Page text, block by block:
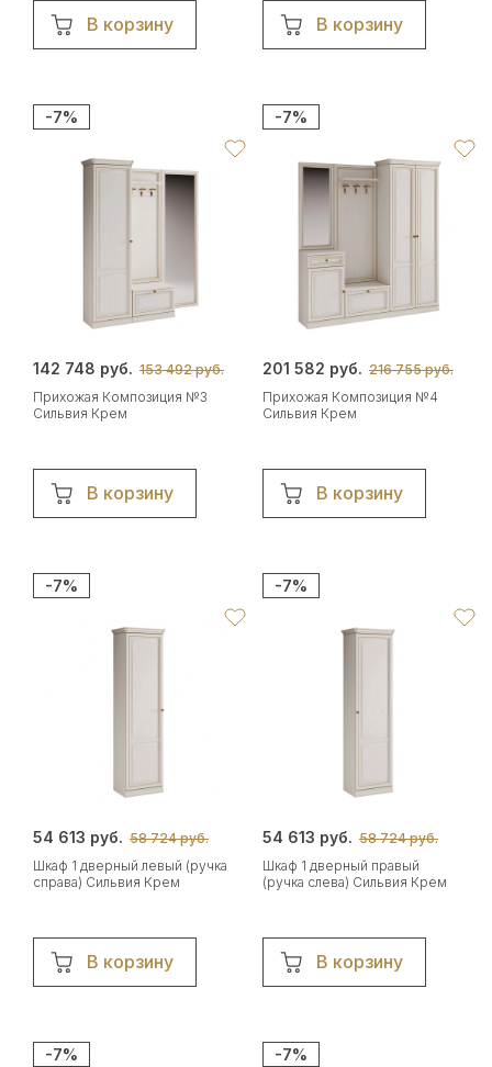
В корзину В корзину
-7%
142 748 руб. 153 492 руб.
Прихожая Композиция №3
Сильвия Крем
В корзину
-7%
201 582 руб. 216 755 руб.
Прихожая Композиция №4
Сильвия Крем
В корзину
-7%
54 613 руб. 58 724 руб.
Шкаф 1 дверный левый (ручка
справа) Сильвия Крем
В корзину
-7%
54 613 руб. 58 724 руб.
Шкаф 1 дверный правый
(ручка слева) Сильвия Крем
В корзину
-7% -7%